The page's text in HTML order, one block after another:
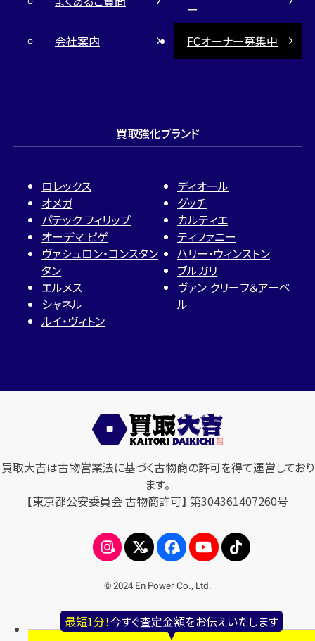
最短1分！今すぐ査定金額をお伝えいたします
ー
会社案内
FCオーナー募集中
買取強化ブランド
ロレックス
オメガ
パテック フィリップ
オーデマ ピゲ
ヴァシュロン・コンスタン
タン
エルメス
シャネル
ルイ・ヴィトン
ディオール
グッチ
カルティエ
ティファニー
ハリー・ウィンストン
ブルガリ
ヴァン クリーフ＆アーペ
ル
買取大吉は古物営業法に基づく古物商の許可を得て運営しており
ます。
【東京都公安委員会 古物商許可】 第304361407260号
© 2024 En Power Co., Ltd.